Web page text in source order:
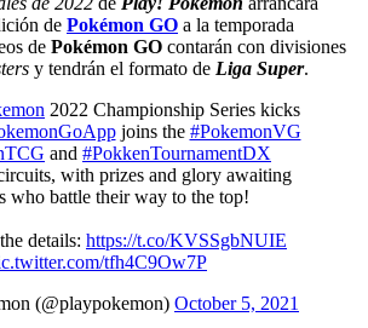
de Pokémon GO a la temporada
de Pokémon GO contarán con divisiones
y tendrán el formato de Liga Super.
2022 Championship Series kicks
joins the #PokemonVG
and #PokkenTournamentDX
with prizes and glory awaiting
who battle their way to the top!
details: https://t.co/KVSSgbNUIE
tfh4C9Ow7P
(@playpokemon) October 5, 2021